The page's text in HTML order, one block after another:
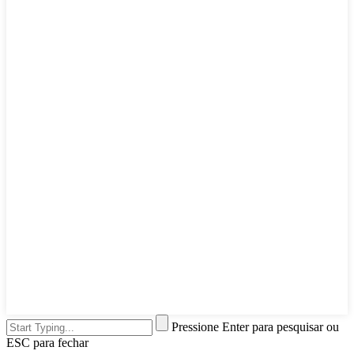
Pressione Enter para pesquisar ou
ESC para fechar